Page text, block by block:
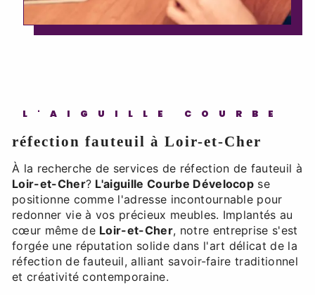
L'AIGUILLE COURBE
réfection fauteuil à Loir-et-Cher
À la recherche de services de réfection de fauteuil à
Loir-et-Cher? L'aiguille Courbe Dévelocop se
positionne comme l'adresse incontournable pour
redonner vie à vos précieux meubles. Implantés au
cœur même de Loir-et-Cher, notre entreprise s'est
forgée une réputation solide dans l'art délicat de la
réfection de fauteuil, alliant savoir-faire traditionnel
et créativité contemporaine.